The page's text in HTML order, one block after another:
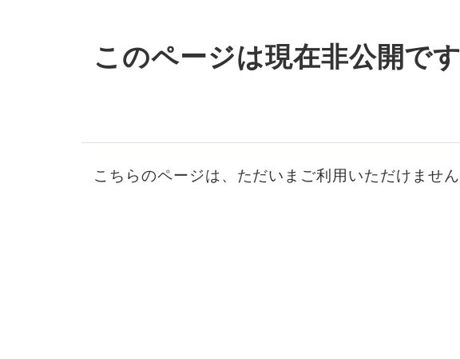
このページは現在非公開です
こちらのページは、ただいまご利用いただけません